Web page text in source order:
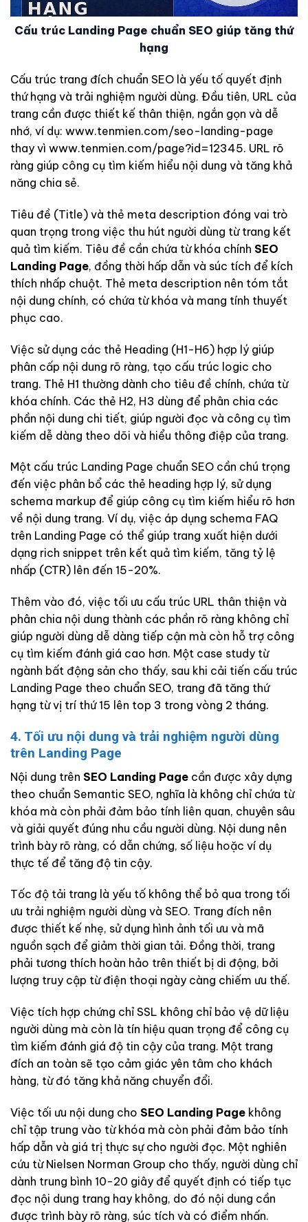
Cấu trúc Landing Page chuẩn SEO giúp tăng thứ
hạng
Cấu trúc trang đích chuẩn SEO là yếu tố quyết định
thứ hạng và trải nghiệm người dùng. Đầu tiên, URL của
trang cần được thiết kế thân thiện, ngắn gọn và dễ
nhớ, ví dụ: www.tenmien.com/seo-landing-page
thay vì www.tenmien.com/page?id=12345. URL rõ
ràng giúp công cụ tìm kiếm hiểu nội dung và tăng khả
năng chia sẻ.
Tiêu đề (Title) và thẻ meta description đóng vai trò
quan trọng trong việc thu hút người dùng từ trang kết
quả tìm kiếm. Tiêu đề cần chứa từ khóa chính SEO
Landing Page, đồng thời hấp dẫn và súc tích để kích
thích nhấp chuột. Thẻ meta description nên tóm tắt
nội dung chính, có chứa từ khóa và mang tính thuyết
phục cao.
Việc sử dụng các thẻ Heading (H1-H6) hợp lý giúp
phân cấp nội dung rõ ràng, tạo cấu trúc logic cho
trang. Thẻ H1 thường dành cho tiêu đề chính, chứa từ
khóa chính. Các thẻ H2, H3 dùng để phân chia các
phần nội dung chi tiết, giúp người đọc và công cụ tìm
kiếm dễ dàng theo dõi và hiểu thông điệp của trang.
Một cấu trúc Landing Page chuẩn SEO cần chú trọng
đến việc phân bổ các thẻ heading hợp lý, sử dụng
schema markup để giúp công cụ tìm kiếm hiểu rõ hơn
về nội dung trang. Ví dụ, việc áp dụng schema FAQ
trên Landing Page có thể giúp trang xuất hiện dưới
dạng rich snippet trên kết quả tìm kiếm, tăng tỷ lệ
nhấp (CTR) lên đến 15-20%.
Thêm vào đó, việc tối ưu cấu trúc URL thân thiện và
phân chia nội dung thành các phần rõ ràng không chỉ
giúp người dùng dễ dàng tiếp cận mà còn hỗ trợ công
cụ tìm kiếm đánh giá cao hơn. Một case study từ
ngành bất động sản cho thấy, sau khi cải tiến cấu trúc
Landing Page theo chuẩn SEO, trang đã tăng thứ
hạng từ vị trí thứ 15 lên top 3 trong vòng 2 tháng.
4. Tối ưu nội dung và trải nghiệm người dùng
trên Landing Page
Nội dung trên SEO Landing Page cần được xây dựng
theo chuẩn Semantic SEO, nghĩa là không chỉ chứa từ
khóa mà còn phải đảm bảo tính liên quan, chuyên sâu
và giải quyết đúng nhu cầu người dùng. Nội dung nên
trình bày rõ ràng, có dẫn chứng, số liệu hoặc ví dụ
thực tế để tăng độ tin cậy.
Tốc độ tải trang là yếu tố không thể bỏ qua trong tối
ưu trải nghiệm người dùng và SEO. Trang đích nên
được thiết kế nhẹ, sử dụng hình ảnh tối ưu và mã
nguồn sạch để giảm thời gian tải. Đồng thời, trang
phải tương thích hoàn hảo trên thiết bị di động, bởi
lượng truy cập từ điện thoại ngày càng chiếm ưu thế.
Việc tích hợp chứng chỉ SSL không chỉ bảo vệ dữ liệu
người dùng mà còn là tín hiệu quan trọng để công cụ
tìm kiếm đánh giá độ tin cậy của trang. Một trang
đích an toàn sẽ tạo cảm giác yên tâm cho khách
hàng, từ đó tăng khả năng chuyển đổi.
Việc tối ưu nội dung cho SEO Landing Page không
chỉ tập trung vào từ khóa mà còn phải đảm bảo tính
hấp dẫn và giá trị thực sự cho người đọc. Một nghiên
cứu từ Nielsen Norman Group cho thấy, người dùng chỉ
dành trung bình 10-20 giây để quyết định có tiếp tục
đọc nội dung trang hay không, do đó nội dung cần
được trình bày rõ ràng, súc tích và có điểm nhấn.